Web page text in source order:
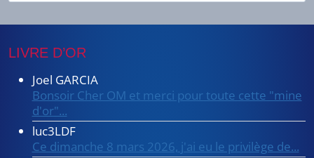
LIVRE D’OR
Joel GARCIA
Bonsoir Cher OM et merci pour toute cette "mine
d'or"...
luc3LDF
Ce dimanche 8 mars 2026, j'ai eu le privilège de...